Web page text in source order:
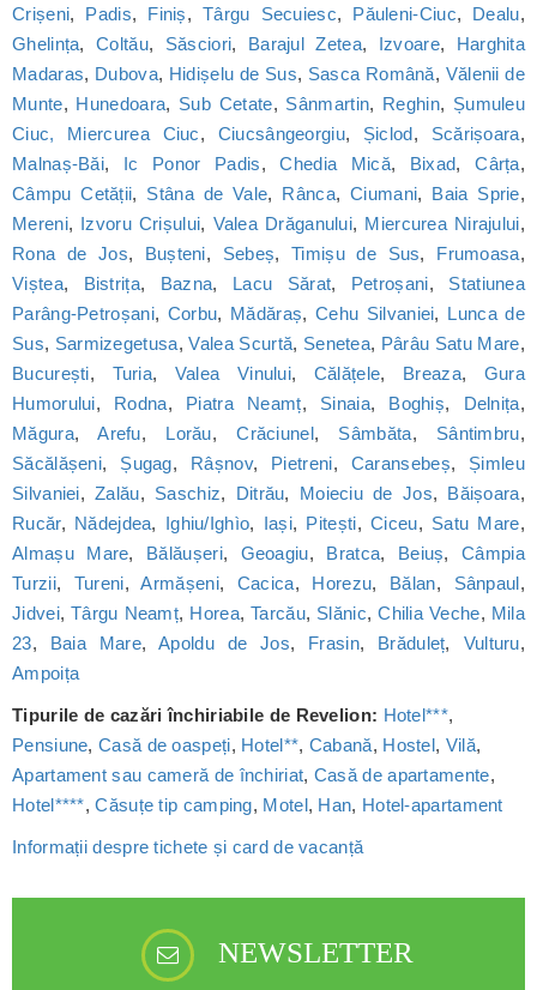
Crișeni, Padis, Finiș,Târgu Secuiesc, Păuleni-Ciuc, Dealu,
Ghelința,Coltău, Săsciori, Barajul Zetea, Izvoare, Harghita
Madaras, Dubova, Hidișelu de Sus, Sasca Română, Vălenii de
Munte, Hunedoara, Sub Cetate, Sânmartin, Reghin, Șumuleu
Ciuc, Miercurea Ciuc, Ciucsângeorgiu, Șiclod, Scărișoara,
Malnaș-Băi, Ic Ponor Padis,Chedia Mică, Bixad,Cârța,
Câmpu Cetății, Stâna de Vale, Rânca,Ciumani, Baia Sprie,
Mereni, Izvoru Crișului, Valea Drăganului, Miercurea Nirajului,
Rona de Jos, Bușteni, Sebeș, Timișu de Sus, Frumoasa,
Viștea, Bistrița, Bazna, Lacu Sărat, Petroșani, Statiunea
Parâng-Petroșani, Corbu, Mădăraș, Cehu Silvaniei, Lunca de
Sus, Sarmizegetusa,Valea Scurtă, Senetea, Pârâu Satu Mare,
București, Turia, Valea Vinului, Călățele, Breaza, Gura
Humorului, Rodna, Piatra Neamț, Sinaia, Boghiș, Delnița,
Măgura,Arefu, Lorău,Crăciunel, Sâmbăta, Sântimbru,
Săcălășeni, Șugag, Râșnov, Pietreni, Caransebeș, Șimleu
Silvaniei,Zalău, Saschiz, Ditrău, Moieciu de Jos, Băișoara,
Rucăr, Nădejdea, Ighiu/Ighìo, Iași, Pitești,Ciceu, Satu Mare,
Almașu Mare, Bălăușeri, Geoagiu, Bratca, Beiuș,Câmpia
Turzii, Tureni,Armășeni, Cacica, Horezu, Bălan, Sânpaul,
Jidvei,Târgu Neamț, Horea,Tarcău, Slănic,Chilia Veche, Mila
23, Baia Mare,Apoldu de Jos, Frasin, Brăduleț, Vulturu,
Ampoița
Tipurile de cazări închiriabile de Revelion: Hotel***,
Pensiune,Casă de oaspeți, Hotel**, Cabană, Hostel, Vilă,
Apartament sau cameră de închiriat, Casă de apartamente,
Hotel****,Căsuțe tip camping, Motel, Han, Hotel-apartament
Informații despre tichete și card de vacanță
NEWSLETTER